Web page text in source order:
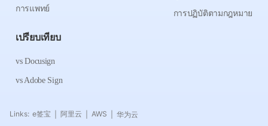
การแพทย์
เปรียบเทียบ
vs Docusign
vs Adobe Sign
การปฏิบัติตามกฎหมาย
Links: e签宝 阿里云 AWS 华为云